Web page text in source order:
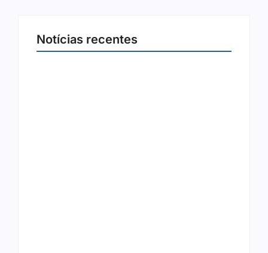
Notícias recentes